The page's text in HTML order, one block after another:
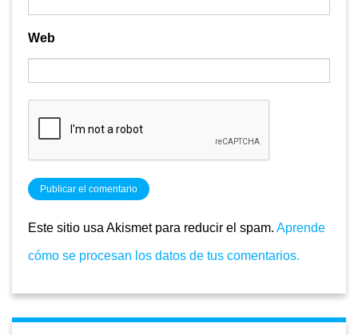
Web
Este sitio usa Akismet para reducir el spam. Aprende
cómo se procesan los datos de tus comentarios.